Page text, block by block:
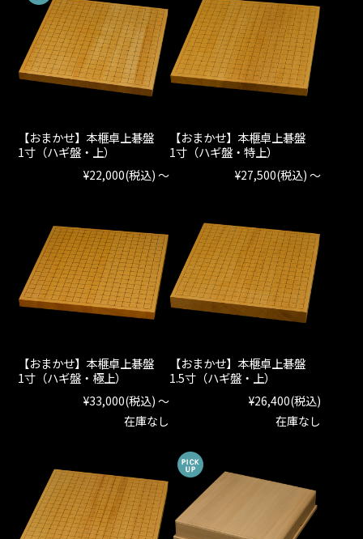
【おまかせ】本榧卓上碁盤
1寸（ハギ盤・上）
¥22,000(税込) ～
【おまかせ】本榧卓上碁盤
1寸（ハギ盤・特上）
¥27,500(税込) ～
【おまかせ】本榧卓上碁盤
1寸（ハギ盤・極上）
¥33,000(税込) ～
在庫なし
【おまかせ】本榧卓上碁盤
1.5寸（ハギ盤・上）
¥26,400(税込)
在庫なし